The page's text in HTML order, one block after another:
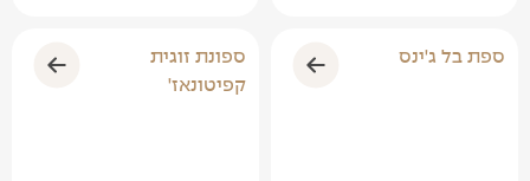
ספת בל ג'ינס
ספונת זוגית
קפיטונאז'